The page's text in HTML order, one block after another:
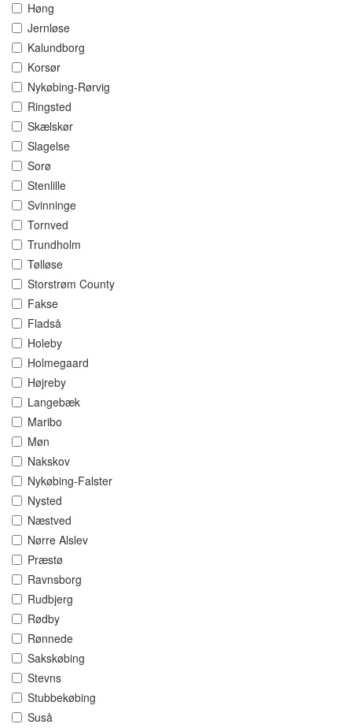
Høng
Jernløse
Kalundborg
Korsør
Nykøbing-Rørvig
Ringsted
Skælskør
Slagelse
Sorø
Stenlille
Svinninge
Tornved
Trundholm
Tølløse
Storstrøm County
Fakse
Fladså
Holeby
Holmegaard
Højreby
Langebæk
Maribo
Møn
Nakskov
Nykøbing-Falster
Nysted
Næstved
Nørre Alslev
Præstø
Ravnsborg
Rudbjerg
Rødby
Rønnede
Sakskøbing
Stevns
Stubbekøbing
Suså